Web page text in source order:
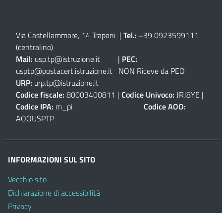
Via Castellammare, 14 Trapani | Tel.: +39 0923599111
(centralino)
Mail: usp.tp@istruzione.it | PEC:
usptp@postacert.istruzione.it NON Riceve da PEO
URP: urp.tp@istruzione.it
Codice fiscale: 80003400811 | Codice Univoco: JRJ8YE |
Codice IPA: m_pi Codice AOO:
AOOUSPTP
INFORMAZIONI SUL SITO
Vecchio sito
Dichiarazione di accessibilità
Privacy